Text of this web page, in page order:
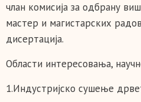
члан комисија за одбрану
мастер и магистарских
дисертација.
Области интересовања,
1.Индустријско сушење